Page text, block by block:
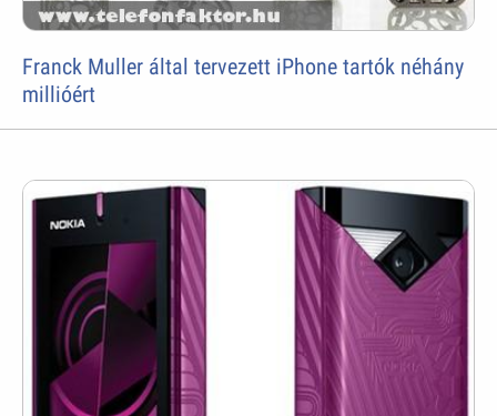
Franck Muller által tervezett iPhone tartók néhány
millióért